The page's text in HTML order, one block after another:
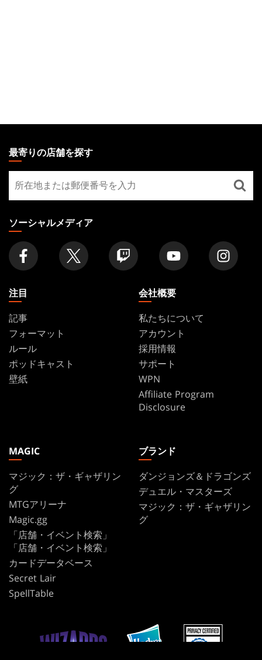
THE
GATHERING
FOOTER
最寄りの店舗を探す
寄
り
の
店
舗
を
探
ソーシャルメディア
注目
記事
フォーマット
ルール
ポッドキャスト
壁紙
会社概要
私たちについて
アカウント
採用情報
サポート
WPN
Affiliate Program
Disclosure
MAGIC
マジック：ザ・ギャザリン
グ
MTGアリーナ
Magic.gg
「店舗・イベント検索」
「店舗・イベント検索」
カードデータベース
Secret Lair
SpellTable
ブランド
ダンジョンズ＆ドラゴンズ
デュエル・マスターズ
マジック：ザ・ギャザリン
グ